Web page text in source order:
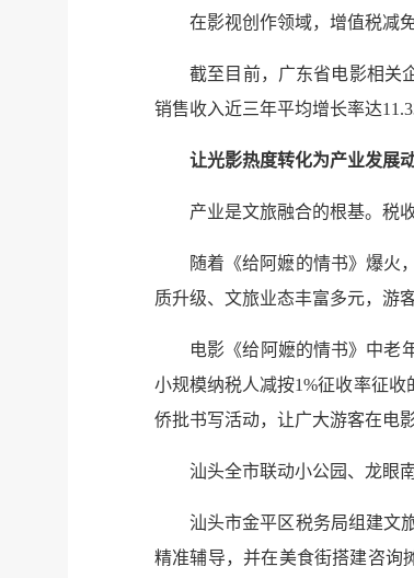
在影视创作领域，增值税减
截至目前，广东省电影相关
销售收入近三年平均增长率达
让光影热度转化为产业发展
产业是文旅融合的根基。税
随着《给阿嬷的情书》爆火
质升级、文旅业态丰富多元，游
电影《给阿嬷的情书》中老
小规模纳税人减按1%征收率征
侨批书写活动，让广大游客在电
汕头全市联动小公园、龙眼
汕头市金平区税务局组建文
精准辅导，并在美食街搭建咨询